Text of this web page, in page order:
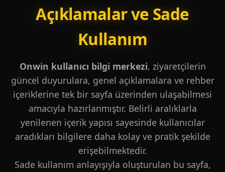
Açıklamalar ve Sade
Kullanım
Onwin kullanıcı bilgi merkezi, ziyaretçilerin
güncel duyurulara, genel açıklamalara ve rehber
içeriklerine tek bir sayfa üzerinden ulaşabilmesi
amacıyla hazırlanmıştır. Belirli aralıklarla
yenilenen içerik yapısı sayesinde kullanıcılar
aradıkları bilgilere daha kolay ve pratik şekilde
erişebilmektedir.
Sade kullanım anlayışıyla oluşturulan bu sayfa,